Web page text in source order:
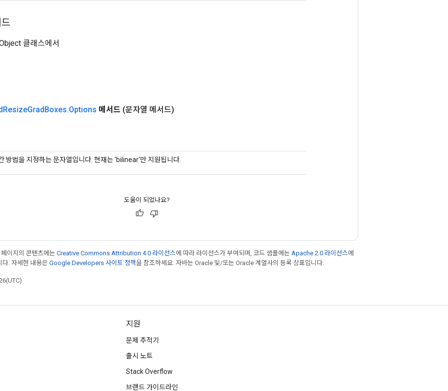
클래스에서
ResizeGradBoxes.Options 메서드 (문자열 메서드)
방법을 지정하는 문자열입니다. 현재는 'bilinear'만 지원됩니다.
도움이 되었나요?
이지의 콘텐츠에는 Creative Commons Attribution 4.0 라이선스에 따라 라이선스가 부여되며, 코드 샘플에는 Apache 2.0 라이선스에
다. 자세한 내용은 Google Developers 사이트 정책을 참조하세요. 자바는 Oracle 및/또는 Oracle 계열사의 등록 상표입니다.
지원
문제 추적기
출시 노트
Stack Overflow
브랜드 가이드라인